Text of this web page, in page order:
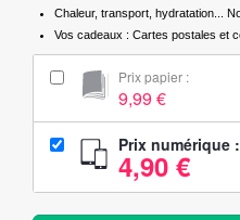
Chaleur, transport, hydratation...
Vos cadeaux : Cartes postales et
Prix papier :
9,99 €
Prix numérique :
4,90 €